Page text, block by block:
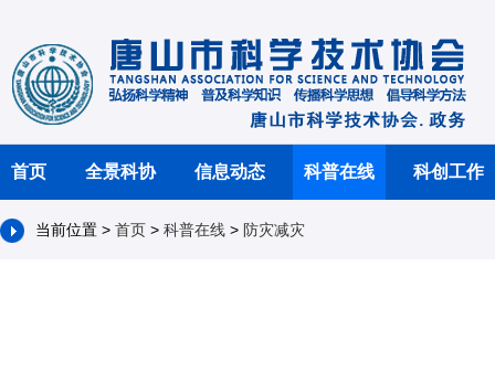
首页 全景科协 信息动态 科普在线 科创工作
当前位置 > 首页 > 科普在线 > 防灾减灾